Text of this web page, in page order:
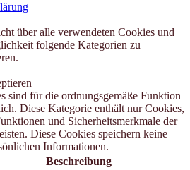
über alle verwendeten Cookies und
folgende Kategorien zu
sind für die ordnungsgemäße Funktion
Diese Kategorie enthält nur Cookies,
und Sicherheitsmerkmale der
Diese Cookies speichern keine
Informationen.
Beschreibung